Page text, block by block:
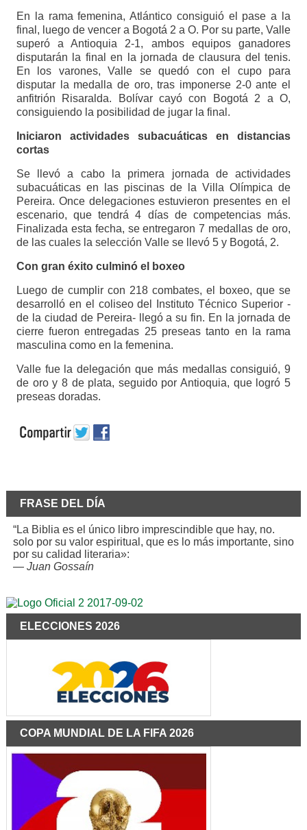
En la rama femenina, Atlántico consiguió el pase a la
final, luego de vencer a Bogotá 2 a O. Por su parte, Valle
superó a Antioquia 2-1, ambos equipos ganadores
disputarán la final en la jornada de clausura del tenis.
En los varones, Valle se quedó con el cupo para
disputar la medalla de oro, tras imponerse 2-0 ante el
anfitrión Risaralda. Bolívar cayó con Bogotá 2 a O,
consiguiendo la posibilidad de jugar la final.
Iniciaron actividades subacuáticas en distancias
cortas
Se llevó a cabo la primera jornada de actividades
subacuáticas en las piscinas de la Villa Olímpica de
Pereira. Once delegaciones estuvieron presentes en el
escenario, que tendrá 4 días de competencias más.
Finalizada esta fecha, se entregaron 7 medallas de oro,
de las cuales la selección Valle se llevó 5 y Bogotá, 2.
Con gran éxito culminó el boxeo
Luego de cumplir con 218 combates, el boxeo, que se
desarrolló en el coliseo del Instituto Técnico Superior -
de la ciudad de Pereira- llegó a su fin. En la jornada de
cierre fueron entregadas 25 preseas tanto en la rama
masculina como en la femenina.
Valle fue la delegación que más medallas consiguió, 9
de oro y 8 de plata, seguido por Antioquia, que logró 5
preseas doradas.
FRASE DEL DÍA
“La Biblia es el único libro imprescindible que hay, no.
solo por su valor espiritual, que es lo más importante, sino
por su calidad literaria»:
— Juan Gossaín
ELECCIONES 2026
COPA MUNDIAL DE LA FIFA 2026